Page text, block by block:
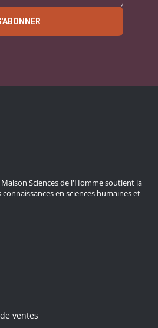
Sciences de l'Homme soutient la
en sciences humaines et
ventes